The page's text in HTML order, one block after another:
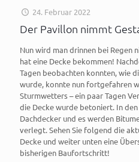
24. Februar 2022
Der Pavillon nimmt
Nun wird man drinnen bei Regen
hat eine Decke bekommen!
Tagen beobachten konnten, wie
wurde, konnte nun fortgefahren
Sturmwetters – ein paar Tagen
die Decke wurde betoniert. In
Dachdecker und es werden
verlegt. Sehen Sie folgend die
Decke und weiter unten eine
bisherigen Baufortschritt!